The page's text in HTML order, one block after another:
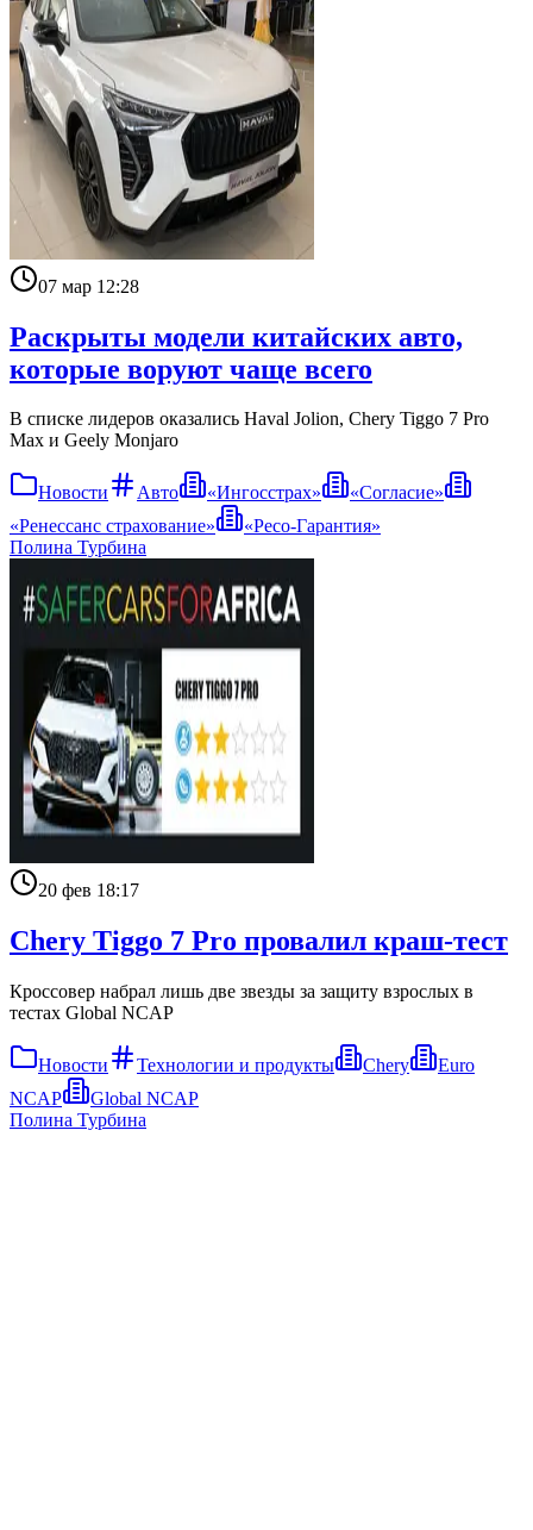
07 мар 12:28
Раскрыты модели китайских авто,
которые воруют чаще всего
В списке лидеров оказались Haval Jolion, Chery Tiggo 7 Pro
Max и Geely Monjaro
Новости Авто «Ингосстрах»
«Согласие»
«Ренессанс страхование»
«Ресо-Гарантия»
Полина Турбина
20 фев 18:17
Chery Tiggo 7 Pro провалил краш-тест
Кроссовер набрал лишь две звезды за защиту взрослых в
тестах Global NCAP
Новости Технологии и продукты Chery
Euro
NCAP
Global NCAP
Полина Турбина